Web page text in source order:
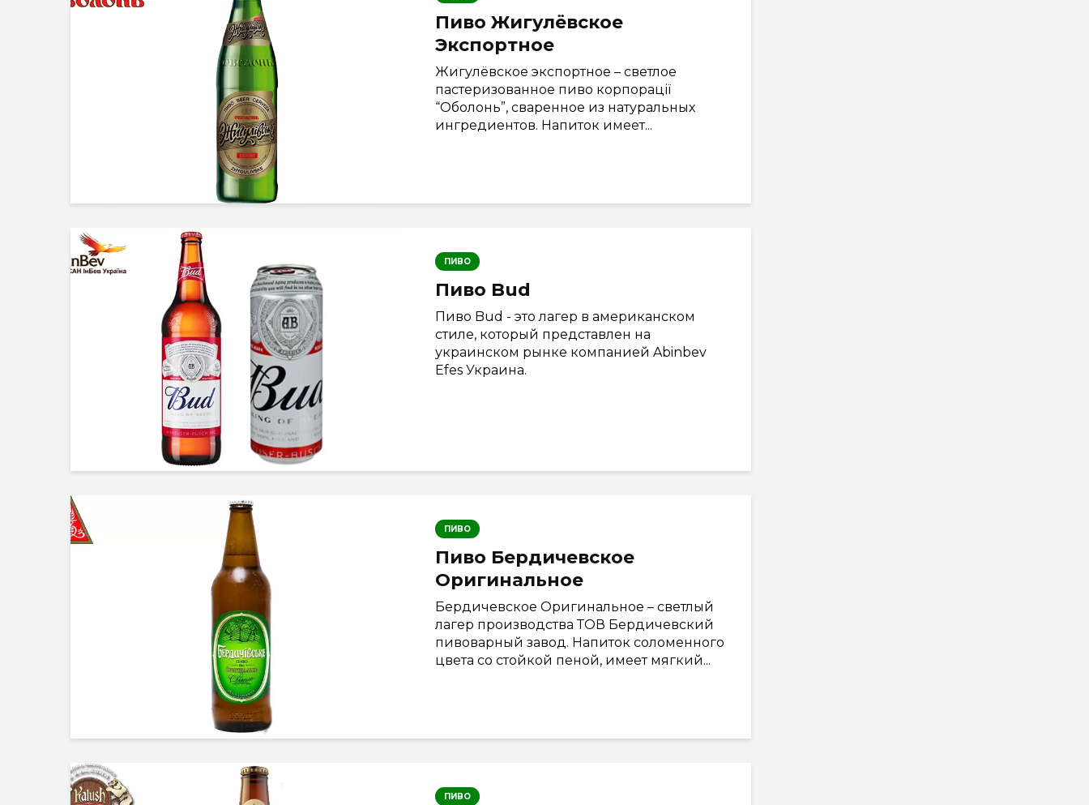
Пиво Жигулёвское
Экспортное
Жигулёвское экспортное – светлое
пастеризованное пиво корпорації
“Оболонь”, сваренное из натуральных
ингредиентов. Напиток имеет...
ПИВО
Пиво Bud
Пиво Bud - это лагер в американском
стиле, который представлен на
украинском рынке компанией Abinbev
Efes Украина.
ПИВО
Пиво Бердичевское
Оригинальное
Бердичевское Оригинальное – светлый
лагер производства ТОВ Бердичевский
пивоварный завод. Напиток соломенного
цвета со стойкой пеной, имеет мягкий...
ПИВО